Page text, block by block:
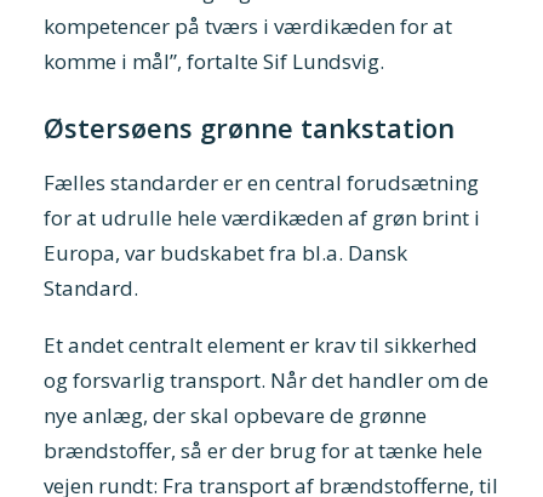
kompetencer på tværs i værdikæden for at
komme i mål”, fortalte Sif Lundsvig.
Østersøens grønne tankstation
Fælles standarder er en central forudsætning
for at udrulle hele værdikæden af grøn brint i
Europa, var budskabet fra bl.a. Dansk
Standard.
Et andet centralt element er krav til sikkerhed
og forsvarlig transport. Når det handler om de
nye anlæg, der skal opbevare de grønne
brændstoffer, så er der brug for at tænke hele
vejen rundt: Fra transport af brændstofferne, til